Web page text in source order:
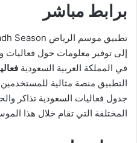
برابط مباشر
إلى توفير معلومات حول
في المملكة العربية السعودية
التطبيق منصة مثالية
جدول فعاليات السعودية تذاكر
المختلفة التي تقام خلال هذا